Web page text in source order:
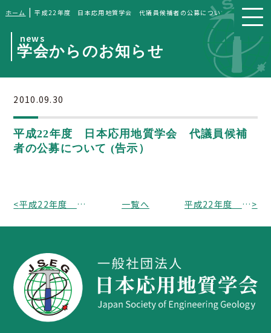
ホーム |平成22年度 日本応用地質学会 代議員候補者の公募について (告示）
news
学会からのお知らせ
2010.09.30
平成22年度 日本応用地質学会 代議員候補
者の公募について (告示）
< 平成22年度 日本応用地質学会 次期代議員候補者の公募結果について (告示） 一覧へ 平成22年度 日本応用地質学会 代議員の選挙について (告示） >